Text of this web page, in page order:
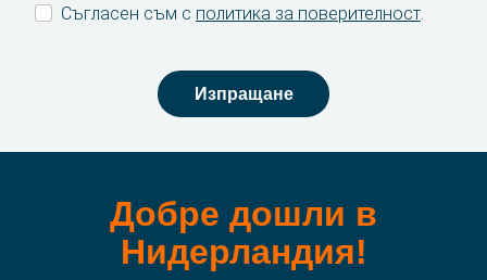
Обадете ни се
Съгласен съм с политика за поверителност.
Изпращане
Добре дошли в
Нидерландия!